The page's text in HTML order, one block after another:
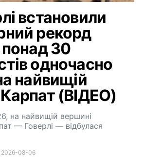
встановили
рекорд
понад 30
одночасно
найвищій
(ВІДЕО)
на найвищій вершині
— Говерлі — відбулася
2026-08-06